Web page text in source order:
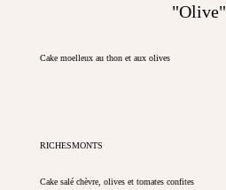
"Olive"
Cake moelleux au thon et aux olives
RICHESMONTS
Cake salé chèvre, olives et tomates confites